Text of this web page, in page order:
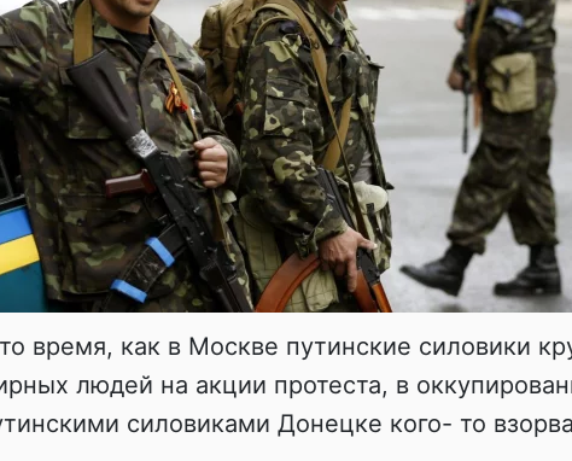
то время, как в Москве путинские силовики
людей на акции протеста, в
силовиками Донецке кого- то